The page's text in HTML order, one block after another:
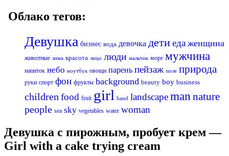
Облако тегов:
Девушка бизнес вода девочка детиеда женщина
животные зима красота лицо люди мальчик море мужчина
напиток небо ноутбук овощи парень пейзаж поле природа
руки спорт фон фрукты background beauty boy business
childrenfood fruit girl hand landscapeman nature
people sea sky vegetables water woman
Девушка с пирожным, пробует крем —
Girl with a cake trying cream